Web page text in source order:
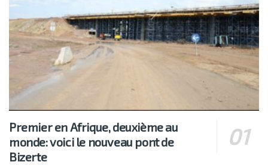
Premier en Afrique, deuxième au
monde: voici le nouveau pont de
Bizerte